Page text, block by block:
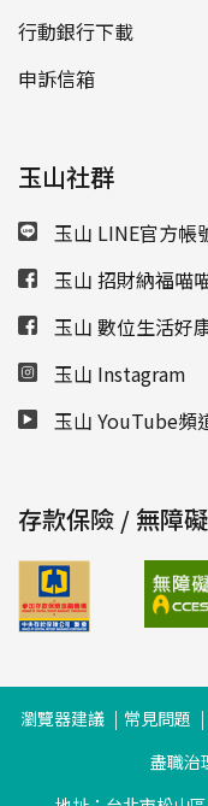
行動銀行下載
申訴信箱
玉山社群
玉山 LINE官方帳
玉山 招財納福喵
玉山 數位生活好
玉山 Instagram
玉山 YouTube頻
存款保險 / 無障
瀏覽器建議 常見問題
盡職治